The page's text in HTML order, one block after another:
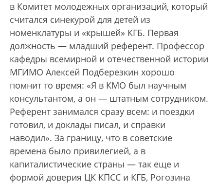
в Комитет молодежных организаций, который
считался синекурой для детей из
номенклатуры и «крышей» КГБ. Первая
должность — младший референт. Профессор
кафедры всемирной и отечественной истории
МГИМО Алексей Подберезкин хорошо
помнит то время: «Я в КМО был научным
консультантом, а он — штатным сотрудником.
Референт занимался сразу всем: и поездки
готовил, и доклады писал, и справки
наводил». За границу, что в советские
времена было привилегией, а в
капиталистические страны — так еще и
формой доверия ЦК КПСС и КГБ, Рогозина